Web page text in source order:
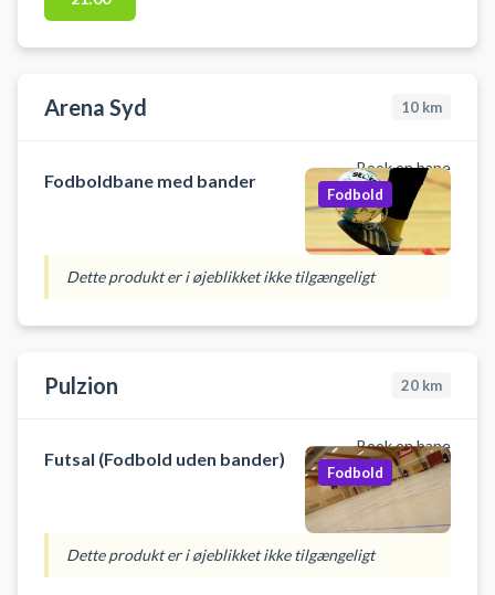
Brenderup i forbindelse med din
booking af en af hallerne i
Arena Syd 10 km
Book en bane
Fodboldbane med bander
Fodbold
Dette produkt er i øjeblikket ikke tilgængeligt
Pulzion 20 km
Book en bane
Futsal (Fodbold uden bander)
Fodbold
Dette produkt er i øjeblikket ikke tilgængeligt